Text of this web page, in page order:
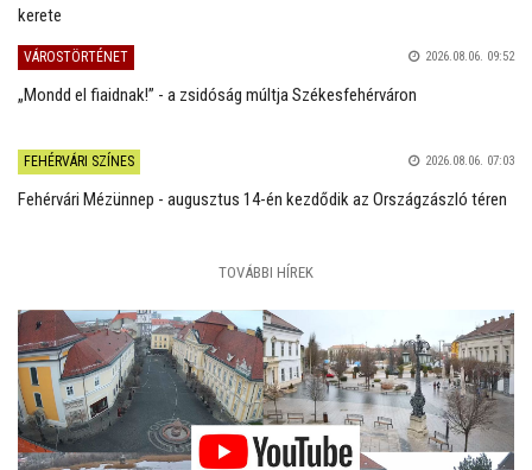
kerete
VÁROSTÖRTÉNET 2026.08.06. 09:52
„Mondd el fiaidnak!” - a zsidóság múltja Székesfehérváron
FEHÉRVÁRI SZÍNES 2026.08.06. 07:03
Fehérvári Mézünnep - augusztus 14-én kezdődik az Országzászló téren
TOVÁBBI HÍREK